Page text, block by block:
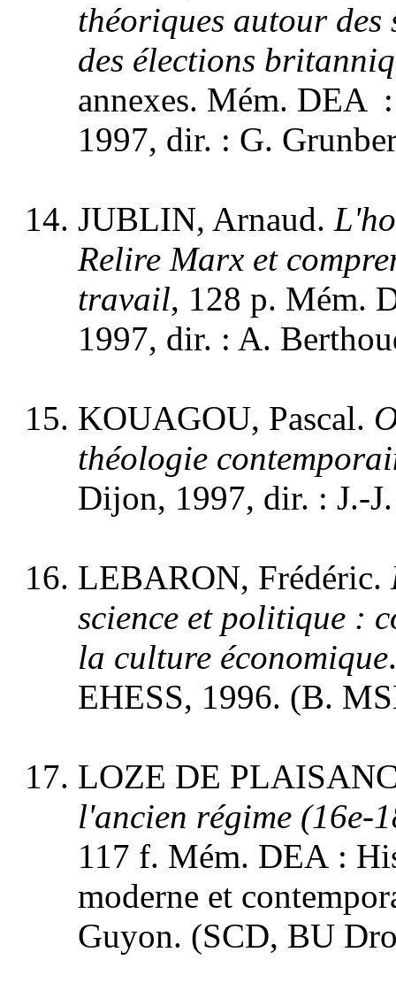
théoriques autour des
des élections
annexes. Mém. DEA
1997, dir. : G.
JUBLIN, Arnaud.
Relire Marx et
travail, 128 p. Mém.
1997, dir. : A.
KOUAGOU, Pascal.
théologie
Dijon, 1997, dir. : J.-
LEBARON, Frédéric.
science et politique :
la culture économique
EHESS, 1996. (B.
LOZE DE
l'ancien régime (16e-
117 f. Mém. DEA :
moderne et
Guyon. (SCD, BU